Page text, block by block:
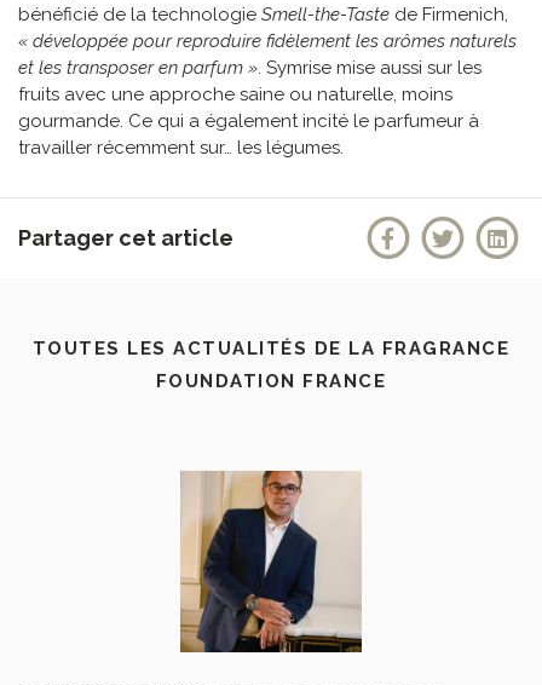
bénéficié de la technologie Smell-the-Taste de Firmenich,
« développée pour reproduire fidèlement les arômes naturels
et les transposer en parfum ». Symrise mise aussi sur les
fruits avec une approche saine ou naturelle, moins
gourmande. Ce qui a également incité le parfumeur à
travailler récemment sur… les légumes.
Partager cet article
TOUTES LES ACTUALITÉS DE LA FRAGRANCE
FOUNDATION FRANCE